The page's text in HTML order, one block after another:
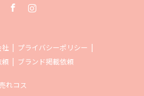
社
プライバシーポリシー
ブランド掲載依頼
れコス